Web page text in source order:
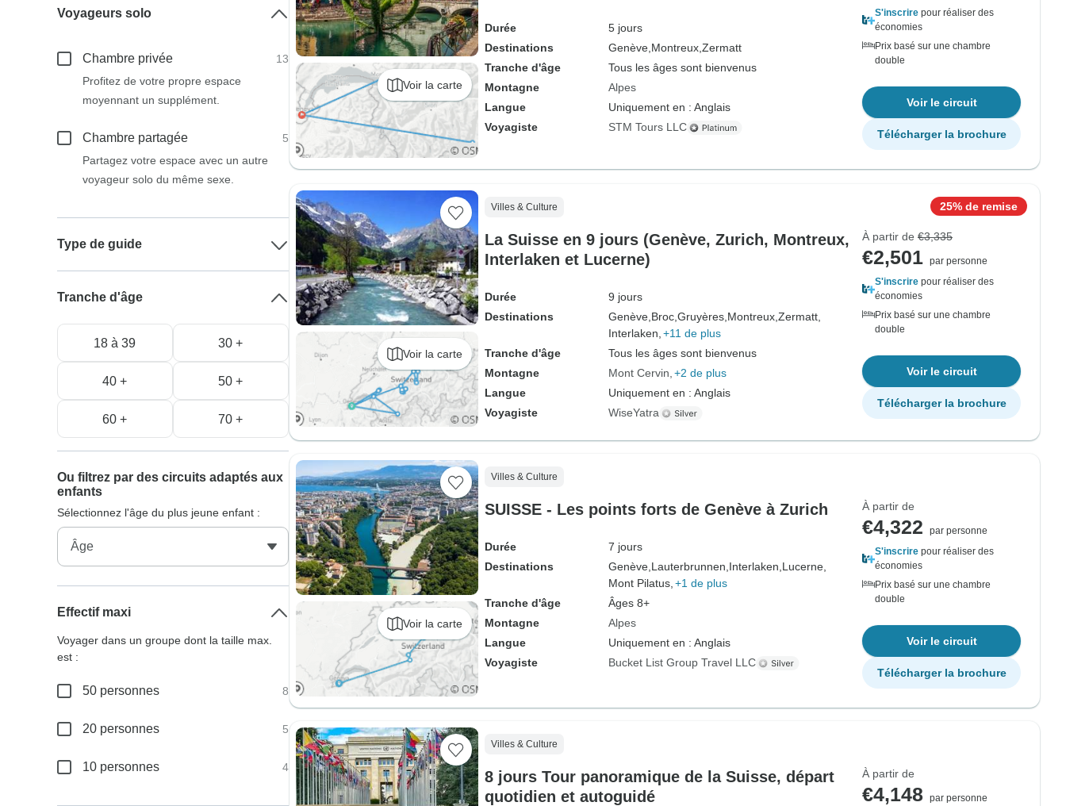
Voir la carte
Durée
5 jours
Destinations
Genève, Montreux, Zermatt
Tranche d'âge
Tous les âges sont bienvenus
Montagne
Alpes
Langue
Uniquement en : Anglais
Voyagiste
STM Tours LLC
S'inscrire pour réaliser des
économies
Prix basé sur une chambre
double
Voir le circuit
Télécharger la brochure
Voir la carte
Villes & Culture
La Suisse en 9 jours (Genève, Zurich, Montreux,
Interlaken et Lucerne)
Durée
9 jours
Destinations
Genève, Broc, Gruyères, Montreux, Zermatt,
Interlaken, +11 de plus
Tranche d'âge
Tous les âges sont bienvenus
Montagne
Mont Cervin +2 de plus
Langue
Uniquement en : Anglais
Voyagiste
WiseYatra
25% de remise
À partir de €3,335
€2,501 par personne
S'inscrire pour réaliser des
économies
Prix basé sur une chambre
double
Voir le circuit
Télécharger la brochure
Voir la carte
Villes & Culture
SUISSE - Les points forts de Genève à Zurich
Durée
7 jours
Destinations
Genève, Lauterbrunnen, Interlaken, Lucerne,
Mont Pilatus, +1 de plus
Tranche d'âge
Âges 8+
Montagne
Alpes
Langue
Uniquement en : Anglais
Voyagiste
Bucket List Group Travel LLC
À partir de
€4,322
par personne
S'inscrire pour réaliser des
économies
Prix basé sur une chambre
double
Voir le circuit
Télécharger la brochure
Villes & Culture
8 jours Tour panoramique de la Suisse, départ
quotidien et autoguidé
À partir de
€4,148
par personne
Voyageurs solo
Chambre privée
13
Profitez de votre propre espace
moyennant un supplément.
Chambre partagée
5
Partagez votre espace avec un autre
voyageur solo du même sexe.
Type de guide
Tranche d'âge
18 à 39 30 +
40 + 50 +
60 + 70 +
Ou filtrez par des circuits adaptés aux
enfants
Sélectionnez l'âge du plus jeune enfant :
Effectif maxi
Voyager dans un groupe dont la taille max.
est :
50 personnes 8
20 personnes 5
10 personnes 4